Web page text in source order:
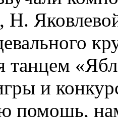
Н.
танцем
и
помощь,